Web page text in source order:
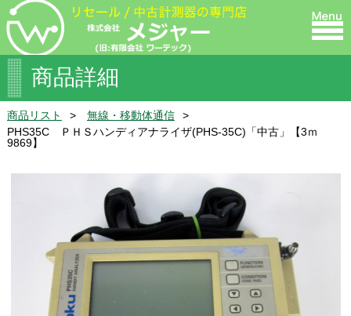
商品詳細
商品リスト
無線・移動体通信
PHS35C ＰＨＳハンディアナライザ(PHS-35C)「中古」【3ｍ
9869】